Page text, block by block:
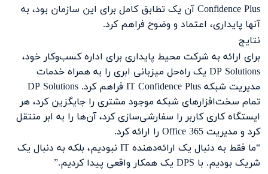
Confidence Plus آن یک تطابق کامل برای این سازمان بود، به
آنها پایداری، اعتماد و وضوح فراهم کرد.
نتایج
برای ارائه به شرکت محیط پایداری برای اداره کسب‌وکار خود،
DP Solutions یک راه‌حل میزبانی ابری را به همراه خدمات
مدیریت شبکه IT Confidence Plus فراهم کرد. DP Solutions
تمام سخت‌افزارهای شبکه موجود مشتری را جایگزین کرد، هر
ایستگاه کاری کاربر را سفارشی‌سازی کرد، آن‌ها را به ابر منتقل
کرد و مدیریت Office 365 را ارائه کرد.
“ما فقط به دنبال یک ارائه‌دهنده IT نبودیم، بلکه به دنبال یک
شریک بودیم. با DPS یک همکار واقعی پیدا کردیم.”